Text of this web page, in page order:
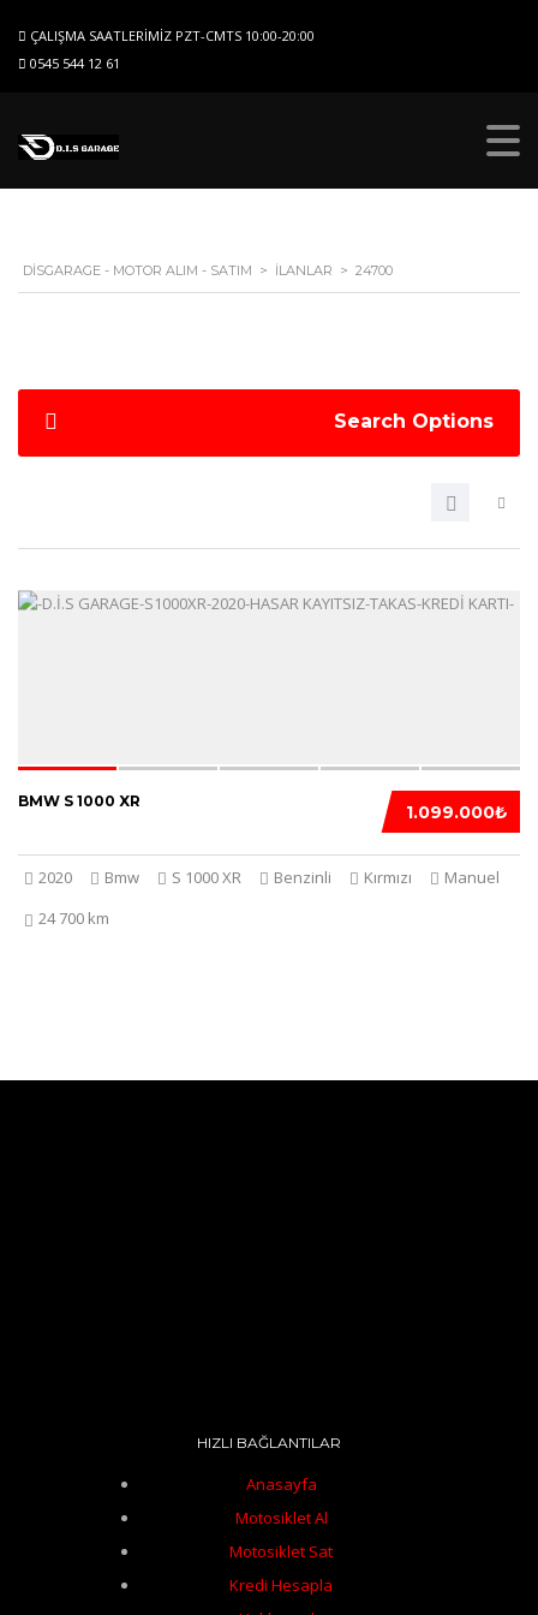
ÇALIŞMA SAATLERIMIZ PZT-CMTS 10:00-20:00
0545 544 12 61
DISGARAGE - MOTOR ALIM - SATIM > İLANLAR > 24700
Search Options
5
1.099.000₺
BMW S 1000 XR
2020 Bmw S 1000 XR Benzinli Kırmızı
Manuel
24 700 km
HIZLI BAĞLANTILAR
Anasayfa
Motosiklet Al
Motosiklet Sat
Kredi Hesapla